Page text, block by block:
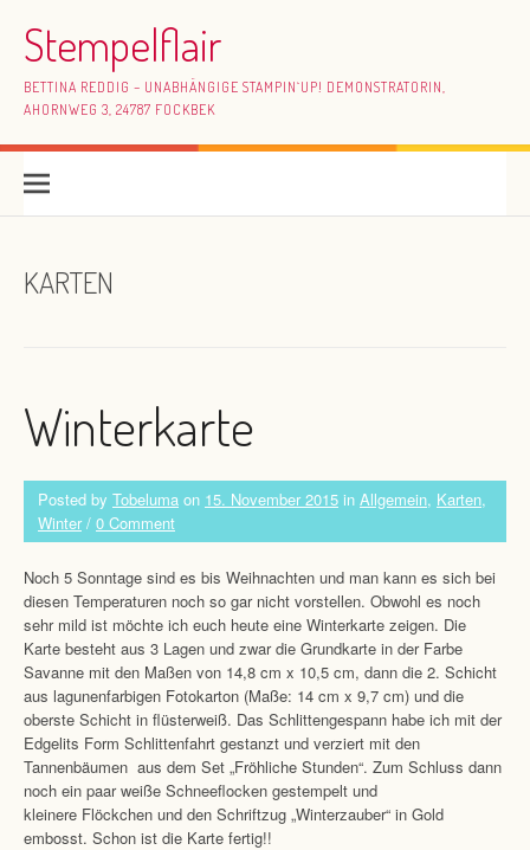
Stempelflair
BETTINA REDDIG – UNABHÄNGIGE STAMPIN`UP! DEMONSTRATORIN,
AHORNWEG 3, 24787 FOCKBEK
KARTEN
Winterkarte
Posted by Tobeluma on 15. November 2015 in Allgemein, Karten,
Winter / 0 Comment
Noch 5 Sonntage sind es bis Weihnachten und man kann es sich bei
diesen Temperaturen noch so gar nicht vorstellen. Obwohl es noch
sehr mild ist möchte ich euch heute eine Winterkarte zeigen. Die
Karte besteht aus 3 Lagen und zwar die Grundkarte in der Farbe
Savanne mit den Maßen von 14,8 cm x 10,5 cm, dann die 2. Schicht
aus lagunenfarbigen Fotokarton (Maße: 14 cm x 9,7 cm) und die
oberste Schicht in flüsterweiß. Das Schlittengespann habe ich mit der
Edgelits Form Schlittenfahrt gestanzt und verziert mit den
Tannenbäumen aus dem Set „Fröhliche Stunden“. Zum Schluss dann
noch ein paar weiße Schneeflocken gestempelt und
kleinere Flöckchen und den Schriftzug „Winterzauber“ in Gold
embosst. Schon ist die Karte fertig!!